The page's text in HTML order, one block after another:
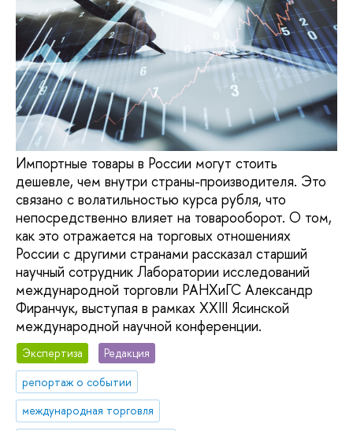
Импортные товары в России могут стоить
дешевле, чем внутри страны-производителя. Это
связано с волатильностью курса рубля, что
непосредственно влияет на товарооборот. О том,
как это отражается на торговых отношениях
России с другими странами рассказал старший
научный сотрудник Лаборатории исследований
международной торговли РАНХиГС Александр
Фиранчук, выступая в рамках XXIII Ясинской
международной научной конференции.
Экспертиза
Редакция
репортаж о событии
международная торговля